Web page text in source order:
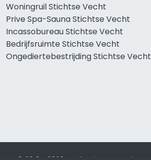
Woningruil Stichtse Vecht
Prive Spa-Sauna Stichtse Vecht
Incassobureau Stichtse Vecht
Bedrijfsruimte Stichtse Vecht
Ongediertebestrijding Stichtse Vecht